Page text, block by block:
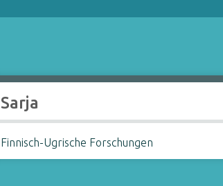
Sarja
Finnisch-Ugrische Forschungen